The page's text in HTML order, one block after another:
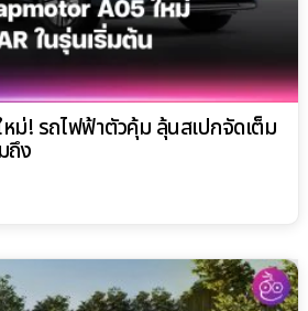
ม่! รถไฟฟ้าตัวคุ้ม ลุ้นสเปกจัดเต็ม
ถึง